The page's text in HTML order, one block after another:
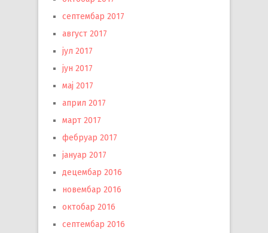
септембар 2017
август 2017
јул 2017
јун 2017
мај 2017
април 2017
март 2017
фебруар 2017
јануар 2017
децембар 2016
новембар 2016
октобар 2016
септембар 2016